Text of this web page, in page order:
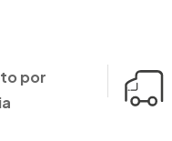
por